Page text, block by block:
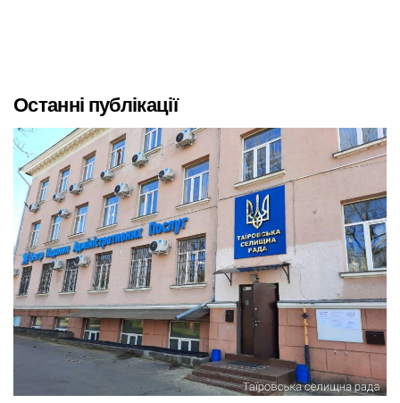
Останні публікації